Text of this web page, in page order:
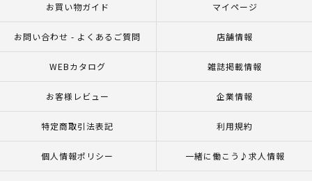
お買い物ガイド マイページ
お問い合わせ - よくあるご質問 店舗情報
WEBカタログ 雑誌掲載情報
お客様レビュー 企業情報
特定商取引法表記 利用規約
個人情報ポリシー 一緒に働こう♪求人情報